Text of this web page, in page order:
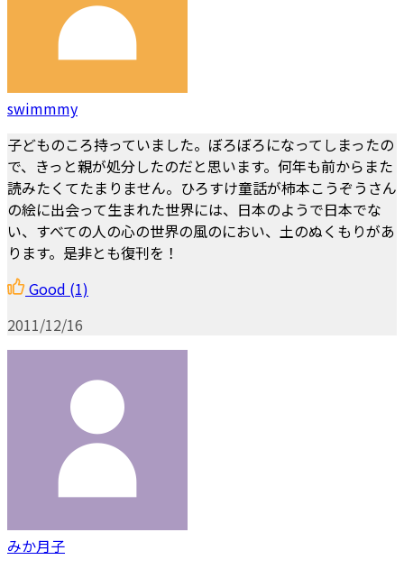
swimmmy
子どものころ持っていました。ぼろぼろになってしまったの
で、きっと親が処分したのだと思います。何年も前からまた
読みたくてたまりません。ひろすけ童話が柿本こうぞうさん
の絵に出会って生まれた世界には、日本のようで日本でな
い、すべての人の心の世界の風のにおい、土のぬくもりがあ
ります。是非とも復刊を！
Good (1)
2011/12/16
みか月子